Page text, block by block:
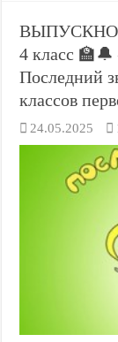
4 класс
Последний
классов
24.05.2025